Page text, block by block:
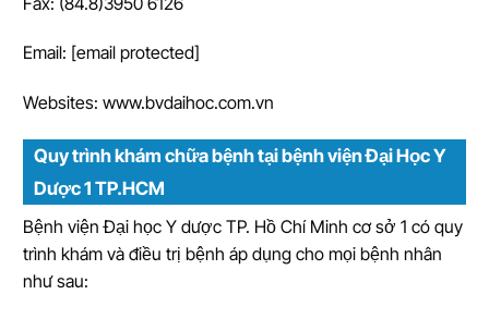
Email: [email protected]
Websites: www.bvdaihoc.com.vn
Quy trình khám chữa bệnh tại bệnh viện Đại Học Y
Dược 1 TP.HCM
Bệnh viện Đại học Y dược TP. Hồ Chí Minh cơ sở 1 có quy
trình khám và điều trị bệnh áp dụng cho mọi bệnh nhân
như sau: